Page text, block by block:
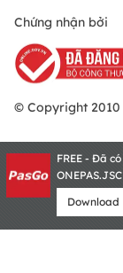
Chứng nhận bởi
© Copyright 2010
FREE - Đã
ONEPAS.JSC
Download